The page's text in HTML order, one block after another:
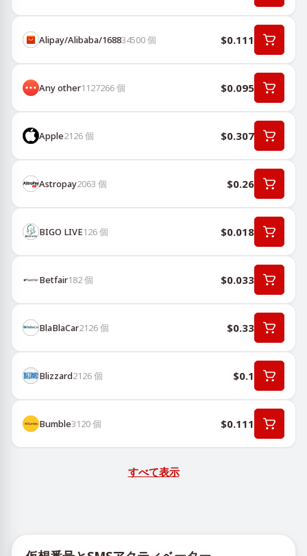
Alipay/Alibaba/168834500個 $0.111
Any other1127266個 $0.095
Apple2126個 $0.307
Astropay2063 個 $0.26
BIGO LIVE126個 $0.018
Betfair182個 $0.033
BlaBlaCar2126個 $0.33
Blizzard2126個 $0.1
Bumble3120個 $0.111
すべて表示